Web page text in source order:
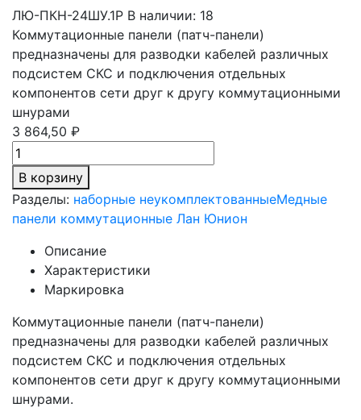
ЛЮ-ПКН-24ШУ.1Р В наличии: 18
Коммутационные панели (патч-панели)
предназначены для разводки кабелей различных
подсистем СКС и подключения отдельных
компонентов сети друг к другу коммутационными
шнурами
3 864,50 ₽
В корзину
Разделы: наборные неукомплектованныеМедные
панели коммутационные Лан Юнион
Описание
Характеристики
Маркировка
Коммутационные панели (патч-панели)
предназначены для разводки кабелей различных
подсистем СКС и подключения отдельных
компонентов сети друг к другу коммутационными
шнурами.